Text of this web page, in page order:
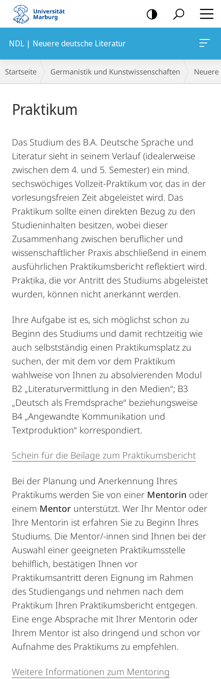
Mobile-
Navigation
NDL | Neuere deutsche Literatur
Breadcrumb-
Navigation
Startseite Germanistik und Kunstwissenschaften
Praktikum
Das Studium des B.A. Deutsche Sprache und
Literatur sieht in seinem Verlauf (idealerweise
zwischen dem 4. und 5. Semester) ein mind.
sechswöchiges Vollzeit-Praktikum vor, das in der
vorlesungsfreien Zeit abgeleistet wird. Das
Praktikum sollte einen direkten Bezug zu den
Studieninhalten besitzen, wobei dieser
Zusammenhang zwischen beruflicher und
wissenschaftlicher Praxis abschließend in einem
ausführlichen Praktikumsbericht reflektiert wird.
Praktika, die vor Antritt des Studiums abgeleistet
wurden, können nicht anerkannt werden.
Ihre Aufgabe ist es, sich möglichst schon zu
Beginn des Studiums und damit rechtzeitig wie
auch selbstständig einen Praktikumsplatz zu
suchen, der mit dem vor dem Praktikum
wahlweise von Ihnen zu absolvierenden Modul
B2 „Literaturvermittlung in den Medien“; B3
„Deutsch als Fremdsprache“ beziehungsweise
B4 „Angewandte Kommunikation und
Textproduktion“ korrespondiert.
Schein für die Beilage zum Praktikumsbericht
Bei der Planung und Anerkennung Ihres
Praktikums werden Sie von einer Mentorin oder
einem Mentor unterstützt. Wer Ihr Mentor oder
Ihre Mentorin ist erfahren Sie zu Beginn Ihres
Studiums. Die Mentor/-innen sind Ihnen bei der
Auswahl einer geeigneten Praktikumsstelle
behilflich, bestätigen Ihnen vor
Praktikumsantritt deren Eignung im Rahmen
des Studiengangs und nehmen nach dem
Praktikum Ihren Praktikumsbericht entgegen.
Eine enge Absprache mit Ihrer Mentorin oder
Ihrem Mentor ist also dringend und schon vor
Aufnahme des Praktikums zu empfehlen.
Weitere Informationen zum Mentoring